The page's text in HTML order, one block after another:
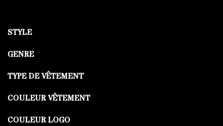
STYLE
GENRE
TYPE DE VÊTEMENT
COULEUR VÊTEMENT
COULEUR LOGO